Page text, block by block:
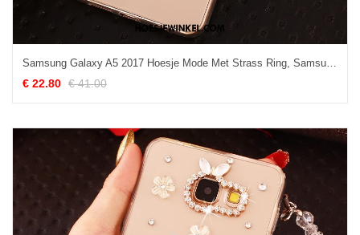
Samsung Galaxy A5 2017 Hoesje Mode Met Strass Ring, Samsung Galaxy A5 2017 Hoesje Rose Goud Ster
€ 22.80 € 41.00